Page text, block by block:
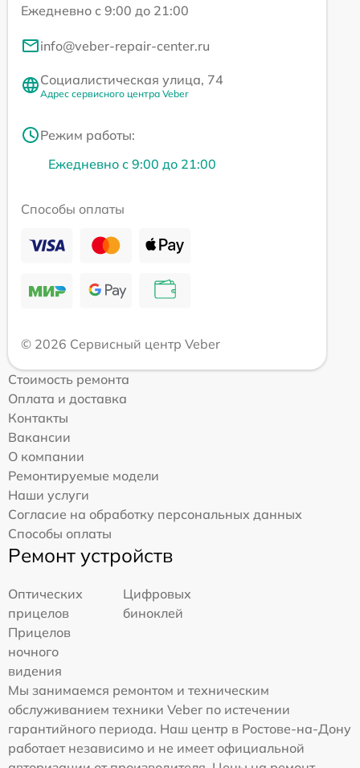
Ежедневно с 9:00 до 21:00
info@veber-repair-center.ru
Социалистическая улица, 74
Адрес сервисного центра Veber
Режим работы:
Ежедневно с 9:00 до 21:00
Способы оплаты
© 2026 Сервисный центр Veber
Стоимость ремонта
Оплата и доставка
Контакты
Вакансии
О компании
Ремонтируемые модели
Наши услуги
Согласие на обработку персональных данных
Способы оплаты
Ремонт устройств
Оптических
прицелов
Цифровых
биноклей
Прицелов
ночного
видения
Мы занимаемся ремонтом и техническим
обслуживанием техники Veber по истечении
гарантийного периода. Наш центр в Ростове-на-Дону
работает независимо и не имеет официальной